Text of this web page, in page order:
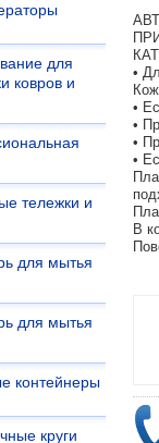
для
ковров и
тележки и
для мытья
для мытья
контейнеры
круги
•
•
•
•
•
В